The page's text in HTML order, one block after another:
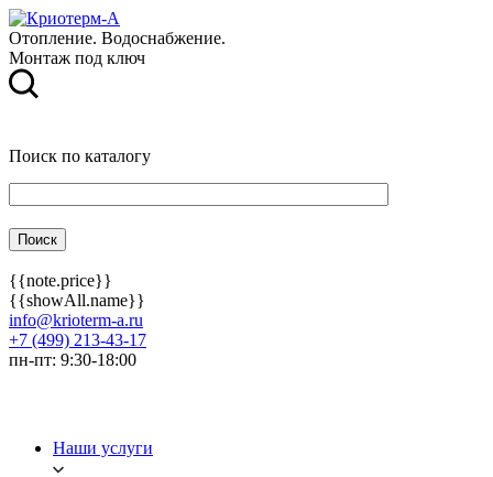
Отопление. Водоснабжение.
Монтаж под ключ
Поиск по каталогу
{{note.price}}
{{showAll.name}}
info@krioterm-a.ru
+7 (499) 213-43-17
пн-пт: 9:30-18:00
Наши услуги